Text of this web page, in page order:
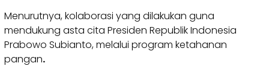
Menurutnya, kolaborasi yang dilakukan guna
mendukung asta cita Presiden Republik Indonesia
Prabowo Subianto, melalui program ketahanan
pangan.